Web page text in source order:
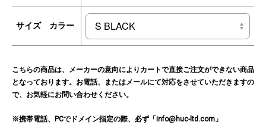
サイズ カラー
こちらの商品は、メーカーの意向によりカートで直接ご注文ができない商品
となっております。お電話、またはメールにて対応をさせていただきますの
で、お気軽にお問い合わせください。
※携帯電話、PCでドメイン指定の際、必ず「info@huc-ltd.com」